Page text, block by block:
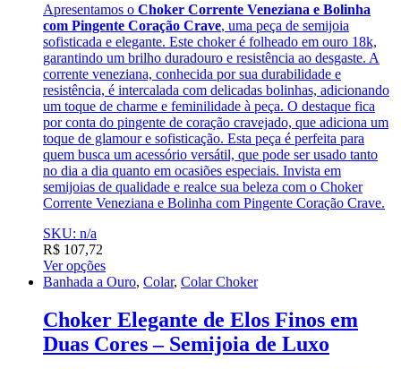
Apresentamos o Choker Corrente Veneziana e Bolinha
com Pingente Coração Crave, uma peça de semijoia
sofisticada e elegante. Este choker é folheado em ouro 18k,
garantindo um brilho duradouro e resistência ao desgaste. A
corrente veneziana, conhecida por sua durabilidade e
resistência, é intercalada com delicadas bolinhas, adicionando
um toque de charme e feminilidade à peça. O destaque fica
por conta do pingente de coração cravejado, que adiciona um
toque de glamour e sofisticação. Esta peça é perfeita para
quem busca um acessório versátil, que pode ser usado tanto
no dia a dia quanto em ocasiões especiais. Invista em
semijoias de qualidade e realce sua beleza com o Choker
Corrente Veneziana e Bolinha com Pingente Coração Crave.
SKU: n/a
R$ 107,72
Ver opções
Banhada a Ouro, Colar, Colar Choker
Choker Elegante de Elos Finos em
Duas Cores – Semijoia de Luxo